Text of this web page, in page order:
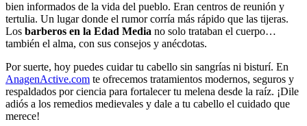
bien informados de la vida del pueblo. Eran centros de reunión y
tertulia. Un lugar donde el rumor corría más rápido que las tijeras.
Los barberos en la Edad Media no solo trataban el cuerpo…
también el alma, con sus consejos y anécdotas.
Por suerte, hoy puedes cuidar tu cabello sin sangrías ni bisturí. En
AnagenActive.com te ofrecemos tratamientos modernos, seguros y
respaldados por ciencia para fortalecer tu melena desde la raíz. ¡Dile
adiós a los remedios medievales y dale a tu cabello el cuidado que
merece!